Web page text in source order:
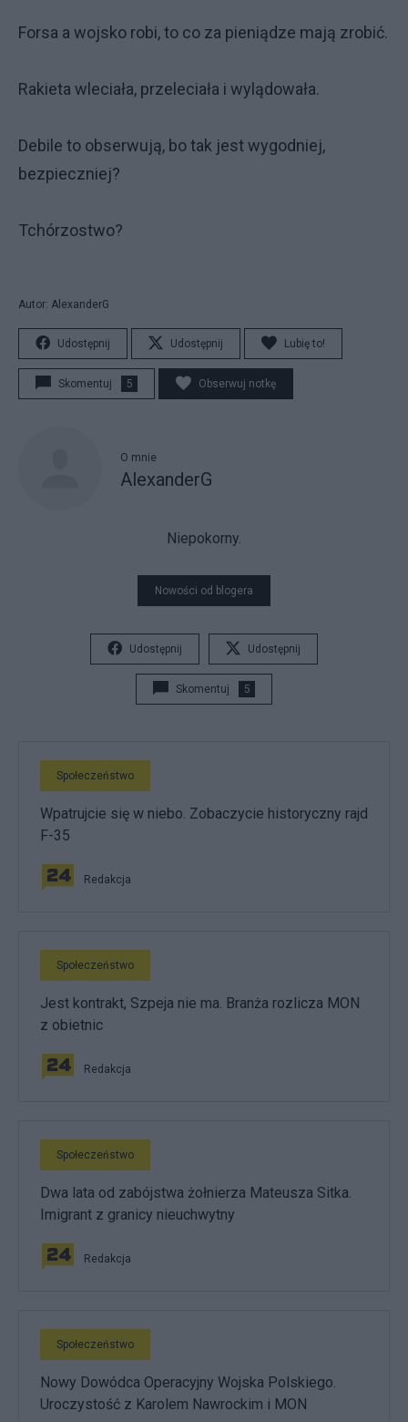
Forsa a wojsko robi, to co za pieniądze mają zrobić.
Rakieta wleciała, przeleciała i wylądowała.
Debile to obserwują, bo tak jest wygodniej,
bezpieczniej?
Tchórzostwo?
Autor: AlexanderG
Udostępnij Udostępnij Lubię to!
Skomentuj 5 Obserwuj notkę
O mnie
AlexanderG
Niepokorny.
Nowości od blogera
Udostępnij Udostępnij
Skomentuj 5
Społeczeństwo
Wpatrujcie się w niebo. Zobaczycie historyczny rajd
F-35
Redakcja
Społeczeństwo
Jest kontrakt, Szpeja nie ma. Branża rozlicza MON
z obietnic
Redakcja
Społeczeństwo
Dwa lata od zabójstwa żołnierza Mateusza Sitka.
Imigrant z granicy nieuchwytny
Redakcja
Społeczeństwo
Nowy Dowódca Operacyjny Wojska Polskiego.
Uroczystość z Karolem Nawrockim i MON